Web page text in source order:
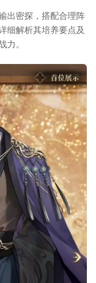
出密探，搭配合理阵
细解析其培养要点及
力。